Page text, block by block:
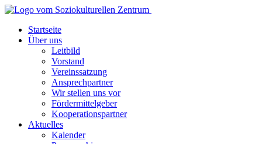
Startseite
Über uns
Leitbild
Vorstand
Vereinssatzung
Ansprechpartner
Wir stellen uns vor
Fördermittelgeber
Kooperationspartner
Aktuelles
Kalender